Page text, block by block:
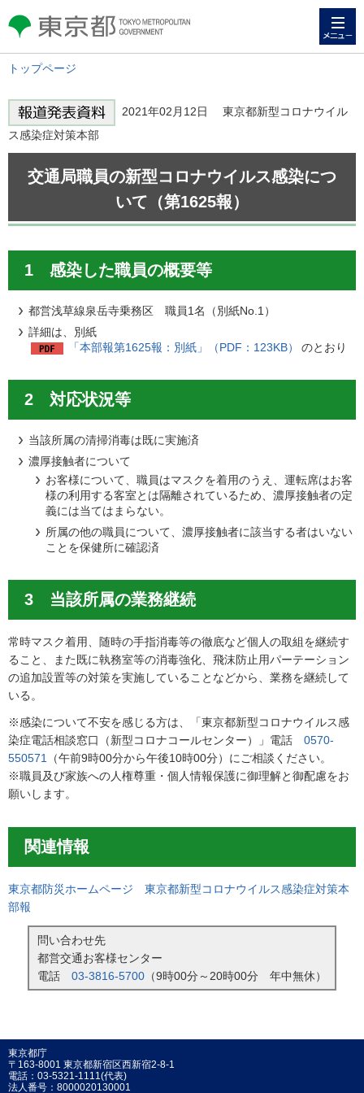
東京都 TOKYO METROPOLITAN
GOVERNMENT
トップページ
2021年02月12日 東京都新型コロナウイル
ス感染症対策本部
交通局職員の新型コロナウイルス感染につ
いて（第1625報）
1 感染した職員の概要等
都営浅草線泉岳寺乗務区 職員1名（別紙No.1）
詳細は、別紙
「本部報第1625報：別紙」（PDF：123KB）
のとおり
2 対応状況等
当該所属の清掃消毒は既に実施済
濃厚接触者について
お客様について、職員はマスクを着用のうえ、運転席はお客
様の利用する客室とは隔離されているため、濃厚接触者の定
義には当てはまらない。
所属の他の職員について、濃厚接触者に該当する者はいない
ことを保健所に確認済
3 当該所属の業務継続
常時マスク着用、随時の手指消毒等の徹底など個人の取組を継続す
ること、また既に執務室等の消毒強化、飛沫防止用パーテーション
の追加設置等の対策を実施していることなどから、業務を継続して
いる。
※感染について不安を感じる方は、「東京都新型コロナウイルス感
染症電話相談窓口（新型コロナコールセンター）」電話 0570-
550571 （午前9時00分から午後10時00分）にご相談ください。
※職員及び家族への人権尊重・個人情報保護に御理解と御配慮をお
願いします。
関連情報
東京都防災ホームページ 東京都新型コロナウイルス感染症対策本
部報
問い合わせ先
都営交通お客様センター
電話 03-3816-5700 （9時00分～20時00分 年中無休）
東京都庁
〒163-8001 東京都新宿区西新宿2-8-1
電話：03-5321-1111(代表)
法人番号：8000020130001